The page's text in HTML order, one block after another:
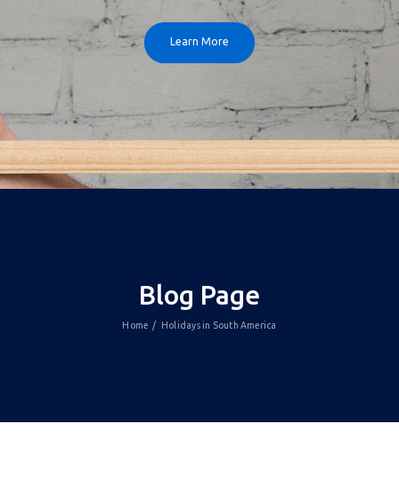
Learn More
Blog Page
Home Holidays in South America